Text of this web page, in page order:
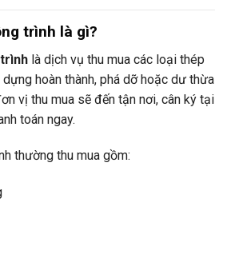
trình là gì?
là dịch vụ thu mua các loại thép
hoàn thành, phá dỡ hoặc dư thừa
vị thu mua sẽ đến tận nơi, cân ký tại
toán ngay.
thường thu mua gồm: